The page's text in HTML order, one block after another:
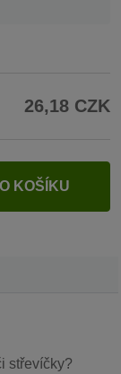
26,18 CZK
KOŠÍKU
střevíčky?